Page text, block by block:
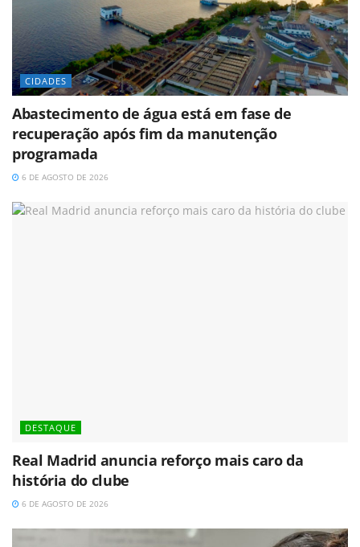
CIDADES
Abastecimento de água está em fase de
recuperação após fim da manutenção
programada
6 DE AGOSTO DE 2026
DESTAQUE
Real Madrid anuncia reforço mais caro da
história do clube
6 DE AGOSTO DE 2026